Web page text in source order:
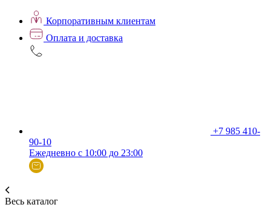
Корпоративным клиентам
Оплата и доставка
+7 985 410-
90-10
Ежедневно с 10:00 до 23:00
Весь каталог